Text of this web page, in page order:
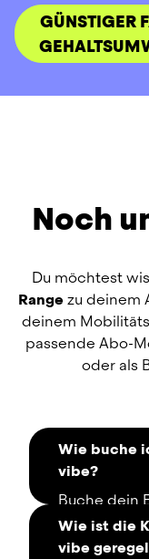
GÜNSTIGER
Noch
Du möchtest
Range zu deinem
deinem
passende Abo-
oder als
Wie buche
vibe?
Buche dein
Schritten
Wie ist die
vibe